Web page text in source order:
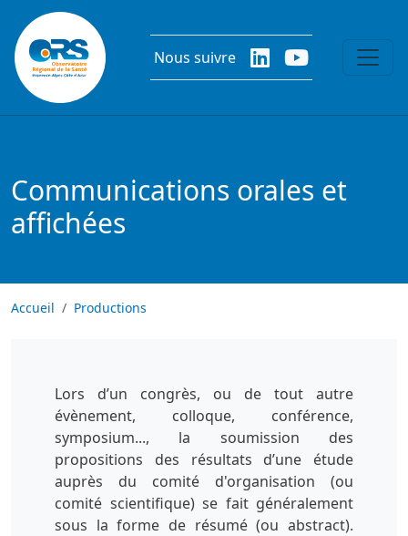
Aller au contenu principal
Nous suivre
Communications orales et
affichées
Accueil Productions
Lors d’un congrès, ou de tout autre
évènement, colloque, conférence,
symposium..., la soumission des
propositions des résultats d’une étude
auprès du comité d'organisation (ou
comité scientifique) se fait généralement
sous la forme de résumé (ou abstract).